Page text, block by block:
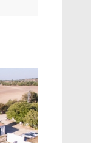
julio